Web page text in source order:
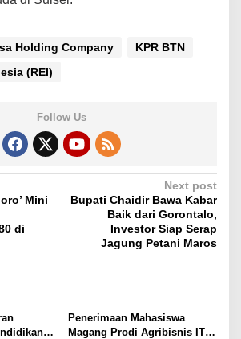
Holding Company
KPR BTN
(REI)
Follow Us
Mini
di
Next post
Bupati Chaidir Bawa Kabar
Baik dari Gorontalo,
Investor Siap Serap
Jagung Petani Maros
Penerimaan Mahasiswa
Magang Prodi Agribisnis ITP